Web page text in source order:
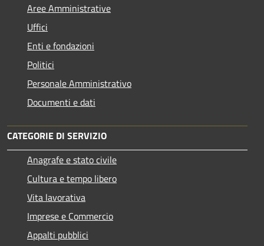
Aree Amministrative
Uffici
Enti e fondazioni
Politici
Personale Amministrativo
Documenti e dati
CATEGORIE DI SERVIZIO
Anagrafe e stato civile
Cultura e tempo libero
Vita lavorativa
Imprese e Commercio
Appalti pubblici